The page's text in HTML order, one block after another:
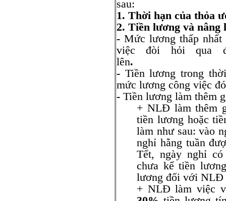
sau:
1. Thời hạn của thỏa
2. Tiền lương và nâng
- Mức lương thấp
việc đòi hỏi
lên
- Tiền lương trong
mức lương công việc
- Tiền lương làm thêm
+ NLĐ làm thêm
tiền lương hoặc
làm như sau: vào
nghỉ hằng tuần
Tết, ngày nghỉ
chưa kể tiền
lương đối với NLĐ
+ NLĐ làm việc